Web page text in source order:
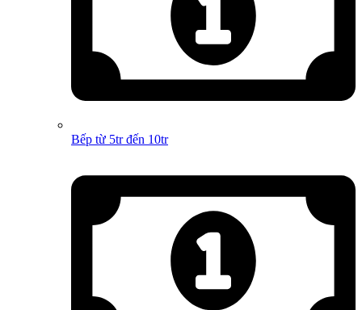
Bếp từ 5tr đến 10tr